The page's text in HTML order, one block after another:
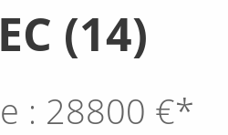
(14)
: 28800 €*